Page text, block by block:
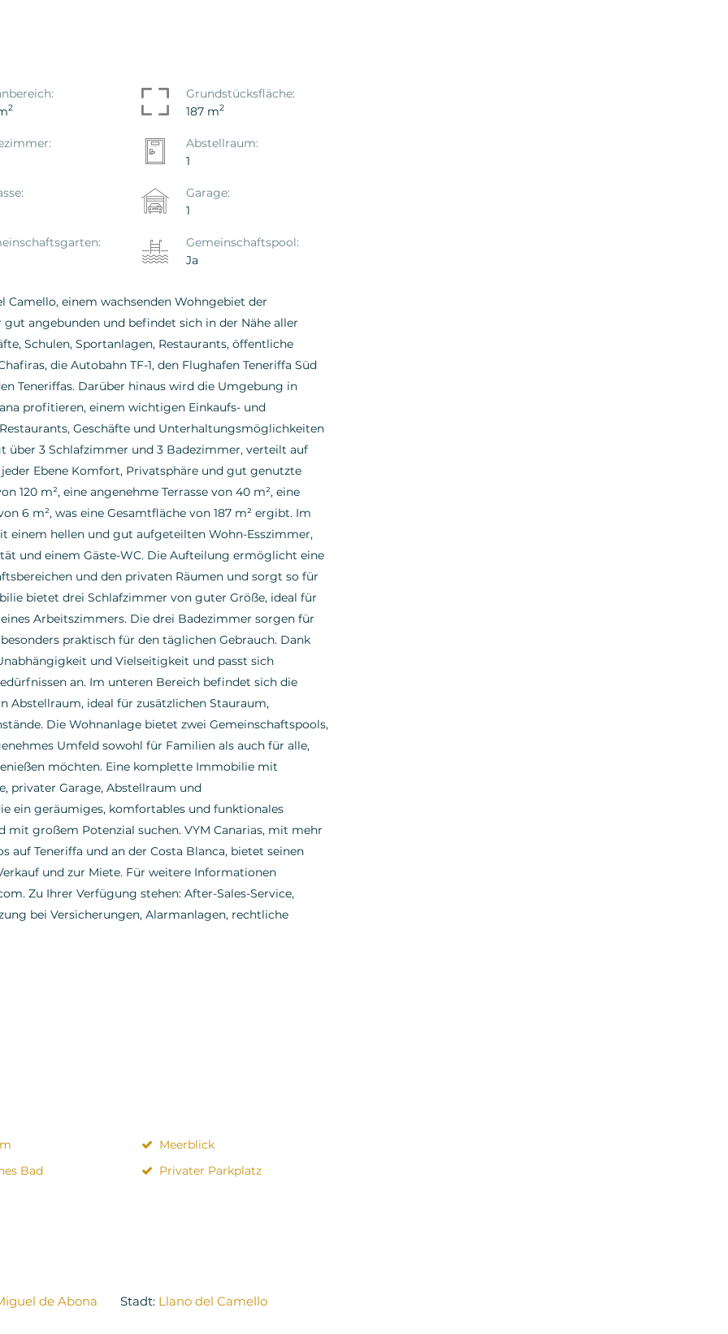
2
Grundstücksfläche:
187 m2
Abstellraum:
1
Garage:
1
Gemeinschaftspool:
Ja
einem wachsenden Wohngebiet der
angebunden und befindet sich in der Nähe aller
Schulen, Sportanlagen, Restaurants, öffentliche
die Autobahn TF-1, den Flughafen Teneriffa Süd
Teneriffas. Darüber hinaus wird die Umgebung in
profitieren, einem wichtigen Einkaufs- und
Geschäfte und Unterhaltungsmöglichkeiten
3 Schlafzimmer und 3 Badezimmer, verteilt auf
Ebene Komfort, Privatsphäre und gut genutzte
120 m², eine angenehme Terrasse von 40 m², eine
6 m², was eine Gesamtfläche von 187 m² ergibt. Im
einem hellen und gut aufgeteilten Wohn-Esszimmer,
und einem Gäste-WC. Die Aufteilung ermöglicht eine
und den privaten Räumen und sorgt so für
bietet drei Schlafzimmer von guter Größe, ideal für
Arbeitszimmers. Die drei Badezimmer sorgen für
praktisch für den täglichen Gebrauch. Dank
und Vielseitigkeit und passt sich
an. Im unteren Bereich befindet sich die
Abstellraum, ideal für zusätzlichen Stauraum,
Die Wohnanlage bietet zwei Gemeinschaftspools,
Umfeld sowohl für Familien als auch für alle,
möchten. Eine komplette Immobilie mit
privater Garage, Abstellraum und
ein geräumiges, komfortables und funktionales
großem Potenzial suchen. VYM Canarias, mit mehr
auf Teneriffa und an der Costa Blanca, bietet seinen
und zur Miete. Für weitere Informationen
Zu Ihrer Verfügung stehen: After-Sales-Service,
bei Versicherungen, Alarmanlagen, rechtliche
Meerblick
Bad
Privater Parkplatz
de Abona Stadt: Llano del Camello